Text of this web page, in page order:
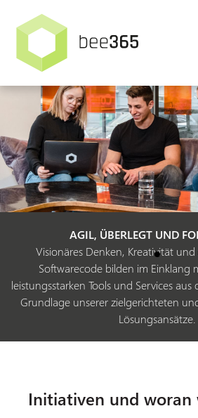
AGIL, ÜBERLEGT UND
Visionäres Denken, Kreativität
Softwarecode bilden im Einklang
leistungsstarken Tools und Services
Grundlage unserer zielgerichteten
Lösungsansätze.
Initiativen und woran